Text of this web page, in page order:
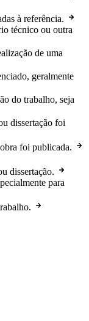
à referência.
técnico ou outra
de uma
geralmente
do trabalho, seja
dissertação foi
foi publicada.
dissertação.
para